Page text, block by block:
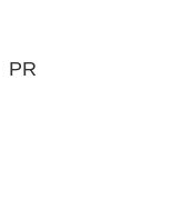
PR